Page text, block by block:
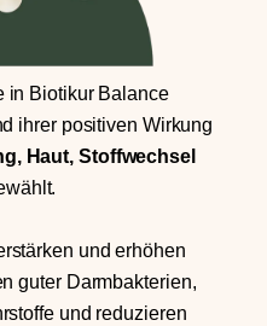
in Biotikur Balance
ihrer positiven Wirkung
Haut, Stoffwechsel
und erhöhen
guter Darmbakterien,
und reduzieren